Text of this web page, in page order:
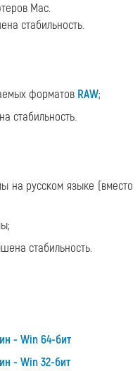
Mac.
стабильность.
форматов RAW;
стабильность.
на русском языке (вместо
стабильность.
- Win 64-бит
- Win 32-бит